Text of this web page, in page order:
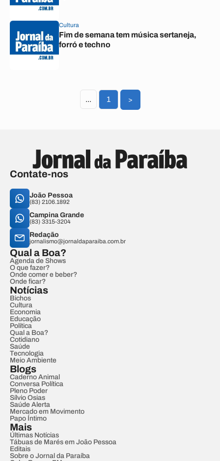
Cultura
Fim de semana tem música sertaneja,
forró e techno
... 1 >
Contate-nos
João Pessoa
(83) 2106.1892
Campina Grande
(83) 3315-3204
Redação
jornalismo@jornaldaparaiba.com.br
Qual a Boa?
Agenda de Shows
O que fazer?
Onde comer e beber?
Onde ficar?
Notícias
Bichos
Cultura
Economia
Educação
Política
Qual a Boa?
Cotidiano
Saúde
Tecnologia
Meio Ambiente
Blogs
Caderno Animal
Conversa Política
Pleno Poder
Sílvio Osias
Saúde Alerta
Mercado em Movimento
Papo Íntimo
Mais
Últimas Notícias
Tábuas de Marés em João Pessoa
Editais
Sobre o Jornal da Paraíba